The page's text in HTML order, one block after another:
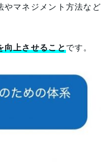
マネジメント方法など
向上させることです。